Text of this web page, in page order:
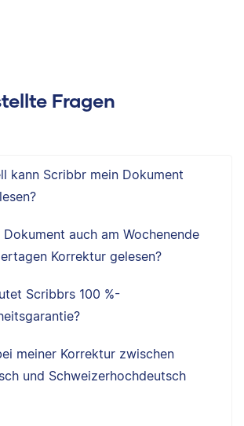
Fragen
kann Scribbr mein Dokument
auch am Wochenende
Korrektur gelesen?
Scribbrs 100 %-
meiner Korrektur zwischen
und Schweizerhochdeutsch